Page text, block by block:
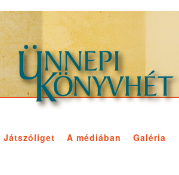
Játszóliget A médiában Galéria